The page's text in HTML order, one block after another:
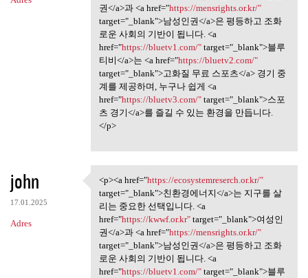
권</a>과 <a href="https://mensrights.or.kr/"
target="_blank">남성인권</a>은 평등하고 조화
로운 사회의 기반이 됩니다. <a
href="https://bluetv1.com/"target="_blank">블루
티비</a>는 <a href="https://bluetv2.com/"
target="_blank">고화질 무료 스포츠</a> 경기 중
계를 제공하며, 누구나 쉽게 <a
href="https://bluetv3.com/"target="_blank">스포
츠 경기</a>를 즐길 수 있는 환경을 만듭니다.
</p>
john
17.01.2025
Adres
<p><a href="https:/
<p><a href="https://ecosystemreserch.or.kr/"
target="_blank">친환경에너지</a>는 지구를 살
리는 중요한 선택입니다. <a
href="https://kwwf.or.kr"target="_blank">여성인
권</a>과 <a href="https://mensrights.or.kr/"
target="_blank">남성인권</a>은 평등하고 조화
로운 사회의 기반이 됩니다. <a
href="https://bluetv1.com/"target="_blank">블루